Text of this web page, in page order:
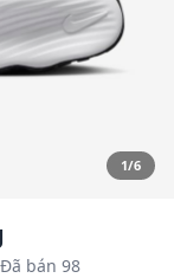
1/6
Đã bán 98